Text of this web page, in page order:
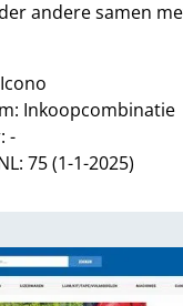
andere samen
Inkoopcombinatie
-
75 (1-1-2025)